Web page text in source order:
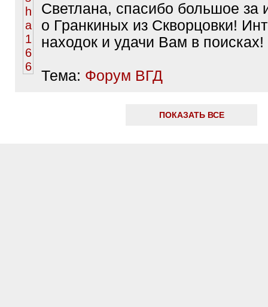
Светлана, спасибо большое
о Гранкиных из Скворцовки!
находок и удачи Вам в поисках!
Тема: Форум ВГД
ПОКАЗАТЬ ВСЕ